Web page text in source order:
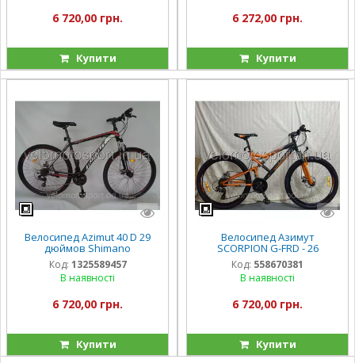
6 720,00 грн.
Купити
6 272,00 грн.
Купити
Велосипед Azimut 40 D 29
дюймов Shimano
Код: 1325589457
В наявності
6 720,00 грн.
Купити
Велосипед Азимут
SCORPION G-FRD - 26
Код: 558670381
В наявності
6 720,00 грн.
Купити